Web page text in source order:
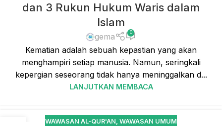
dan 3 Rukun Hukum Waris dalam
Islam
gema 0
Kematian adalah sebuah kepastian yang akan
menghampiri setiap manusia. Namun, seringkali
kepergian seseorang tidak hanya meninggalkan d...
LANJUTKAN MEMBACA
WAWASAN AL-QUR'AN, WAWASAN UMUM